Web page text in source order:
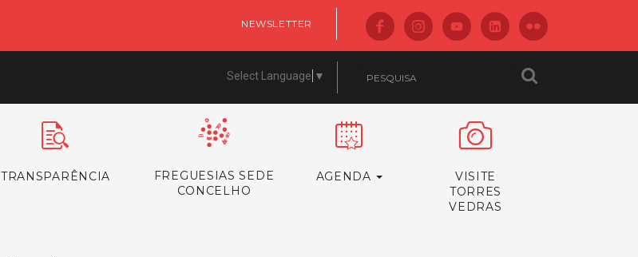
NEWSLETTER
Select Language ▼
TRANSPARÊNCIA
FREGUESIAS SEDE
CONCELHO
AGENDA
VISITE
TORRES
VEDRAS